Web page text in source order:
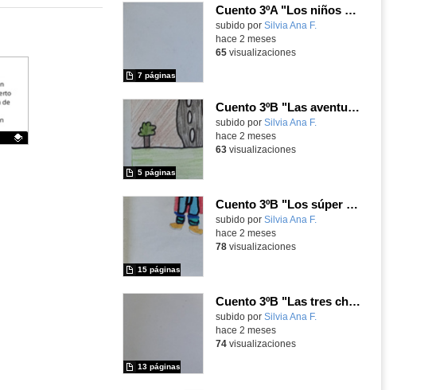
Cuento 3ºA "Los niños desaparecidos"
Contenido educativo.
subido por Silvia Ana F.
7 páginas
hace 2 meses
65visualizaciones
Cuento 3ºB "Las aventuras de los monstruos"
Contenido educativo.
subido por Silvia Ana F.
5 páginas
hace 2 meses
63visualizaciones
Cuento 3ºB "Los súper amigos de Mateo"
Contenido educativo.
subido por Silvia Ana F.
15 páginas
hace 2 meses
78visualizaciones
Cuento 3ºB "Las tres chicas y el Gran Palacio de Margarita"
Contenido educativo.
subido por Silvia Ana F.
13 páginas
hace 2 meses
74visualizaciones